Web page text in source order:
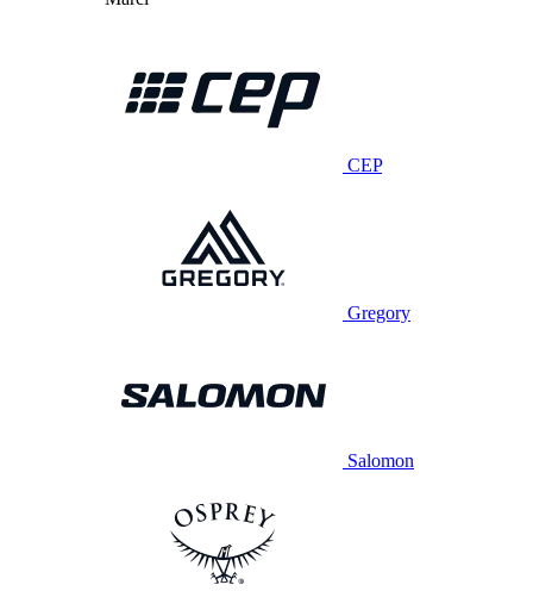
CEP
Gregory
Salomon